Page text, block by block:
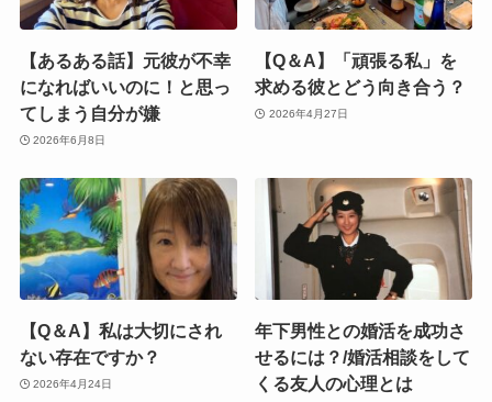
【あるある話】元彼が不幸
になればいいのに！と思っ
てしまう自分が嫌
2026年6月8日
【Q＆A】「頑張る私」を
求める彼とどう向き合う？
2026年4月27日
【Q＆A】私は大切にされ
ない存在ですか？
2026年4月24日
年下男性との婚活を成功さ
せるには？/婚活相談をして
くる友人の心理とは